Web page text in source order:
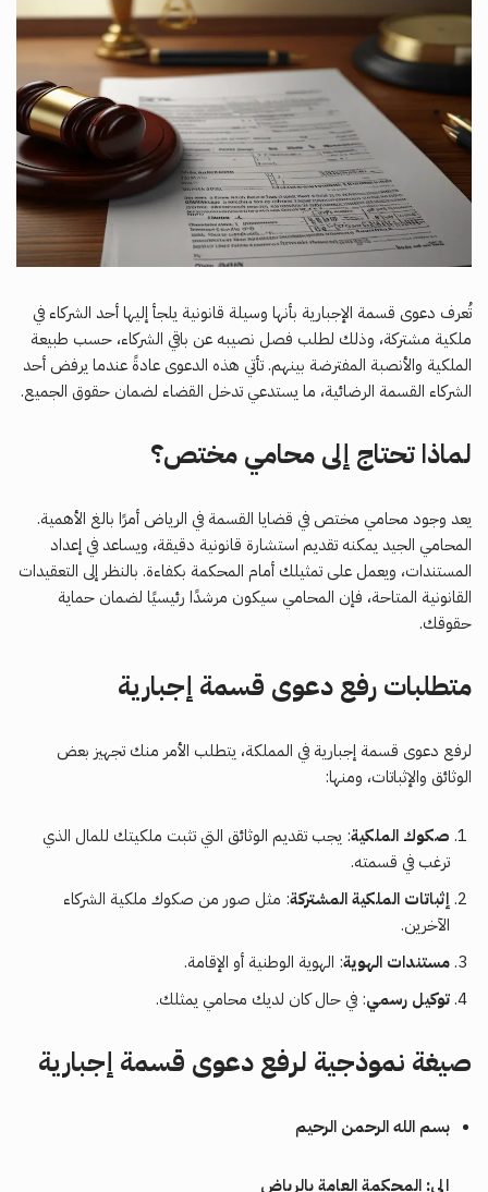
تُعرف دعوى قسمة الإجبارية بأنها وسيلة قانونية يلجأ إليها أحد الشركاء في
ملكية مشتركة، وذلك لطلب فصل نصيبه عن باقي الشركاء، حسب طبيعة
الملكية والأنصبة المفترضة بينهم. تأتي هذه الدعوى عادةً عندما يرفض أحد
الشركاء القسمة الرضائية، ما يستدعي تدخل القضاء لضمان حقوق الجميع.
لماذا تحتاج إلى محامي مختص؟
يعد وجود محامي مختص في قضايا القسمة في الرياض أمرًا بالغ الأهمية.
المحامي الجيد يمكنه تقديم استشارة قانونية دقيقة، ويساعد في إعداد
المستندات، ويعمل على تمثيلك أمام المحكمة بكفاءة. بالنظر إلى التعقيدات
القانونية المتاحة، فإن المحامي سيكون مرشدًا رئيسيًا لضمان حماية
حقوقك.
متطلبات رفع دعوى قسمة إجبارية
لرفع دعوى قسمة إجبارية في المملكة، يتطلب الأمر منك تجهيز بعض
الوثائق والإثباتات، ومنها:
صكوك الملكية: يجب تقديم الوثائق التي تثبت ملكيتك للمال الذي
ترغب في قسمته.
إثباتات الملكية المشتركة: مثل صور من صكوك ملكية الشركاء
الآخرين.
مستندات الهوية: الهوية الوطنية أو الإقامة.
توكيل رسمي: في حال كان لديك محامي يمثلك.
صيغة نموذجية لرفع دعوى قسمة إجبارية
بسم الله الرحمن الرحيم
إلى: المحكمة العامة بالرياض